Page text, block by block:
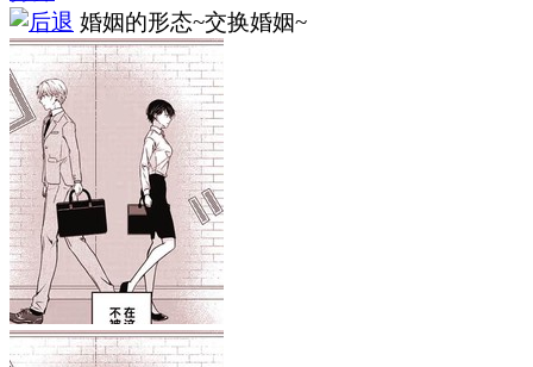
婚姻的形态~交换婚姻~